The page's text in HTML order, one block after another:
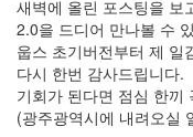
새벽에 올린 포스팅을 보
2.0을 드디어 만나볼 수
웁스 초기버전부터 제 일
다시 한번 감사드립니다.
기회가 된다면 점심 한끼
(광주광역시에 내려오실
by
김
정
균
Liitokala